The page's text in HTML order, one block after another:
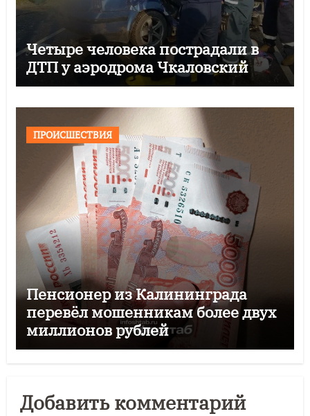
Четыре человека пострадали в
ДТП у аэродрома Чкаловский
ПРОИСШЕСТВИЯ
Пенсионер из Калининграда
перевёл мошенникам более двух
миллионов рублей
Добавить комментарий